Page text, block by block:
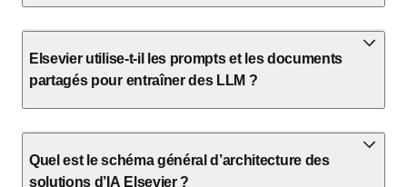
Elsevier utilise-t-il les prompts et les documents
partagés pour entraîner des LLM ?
Quel est le schéma général d’architecture des
solutions d’IA Elsevier ?